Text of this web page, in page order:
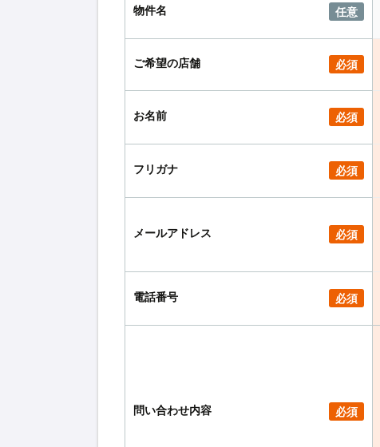
物件名 任意
ご希望の店舗 必須
お名前 必須
フリガナ 必須
メールアドレス 必須
電話番号 必須
問い合わせ内容 必須